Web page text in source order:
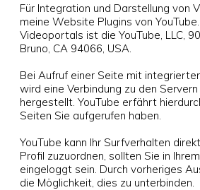
Für Integration und Darstellung von
meine Website Plugins von
Videoportals ist die YouTube, LLC,
Bruno, CA 94066, USA.
Bei Aufruf einer Seite mit
wird eine Verbindung zu den Servern
hergestellt. YouTube erfährt
Seiten Sie aufgerufen haben.
YouTube kann Ihr Surfverhalten
Profil zuzuordnen, sollten Sie in
eingeloggt sein. Durch vorheriges
die Möglichkeit, dies zu unterbinden.